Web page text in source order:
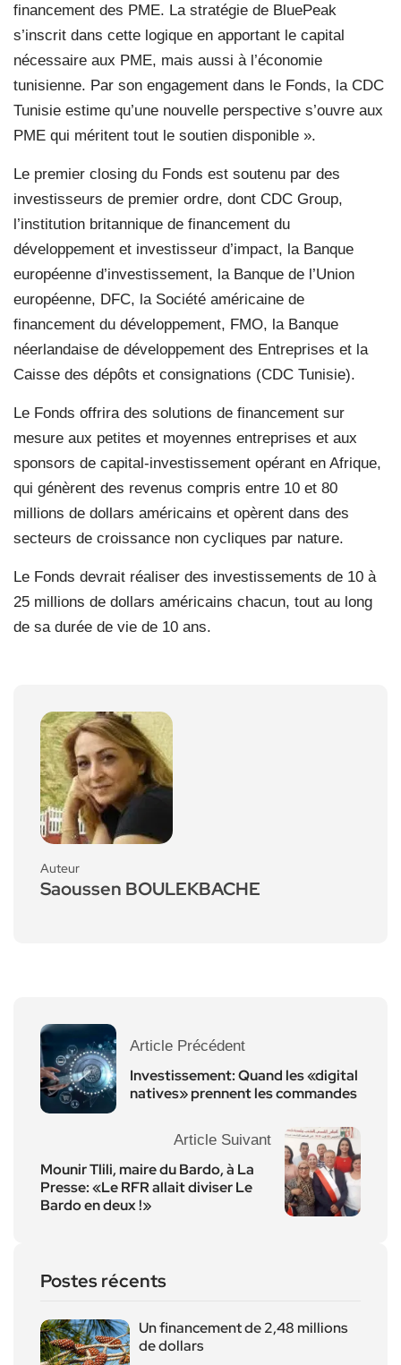
financement des PME. La stratégie de BluePeak
s’inscrit dans cette logique en apportant le capital
nécessaire aux PME, mais aussi à l’économie
tunisienne. Par son engagement dans le Fonds, la CDC
Tunisie estime qu’une nouvelle perspective s’ouvre aux
PME qui méritent tout le soutien disponible ».
Le premier closing du Fonds est soutenu par des
investisseurs de premier ordre, dont CDC Group,
l’institution britannique de financement du
développement et investisseur d’impact, la Banque
européenne d’investissement, la Banque de l’Union
européenne, DFC, la Société américaine de
financement du développement, FMO, la Banque
néerlandaise de développement des Entreprises et la
Caisse des dépôts et consignations (CDC Tunisie).
Le Fonds offrira des solutions de financement sur
mesure aux petites et moyennes entreprises et aux
sponsors de capital-investissement opérant en Afrique,
qui génèrent des revenus compris entre 10 et 80
millions de dollars américains et opèrent dans des
secteurs de croissance non cycliques par nature.
Le Fonds devrait réaliser des investissements de 10 à
25 millions de dollars américains chacun, tout au long
de sa durée de vie de 10 ans.
Auteur
Saoussen BOULEKBACHE
Article Précédent
Investissement: Quand les «digital
natives» prennent les commandes
Article Suivant
Mounir Tlili, maire du Bardo, à La
Presse: «Le RFR allait diviser Le
Bardo en deux !»
Postes récents
Un financement de 2,48 millions
de dollars